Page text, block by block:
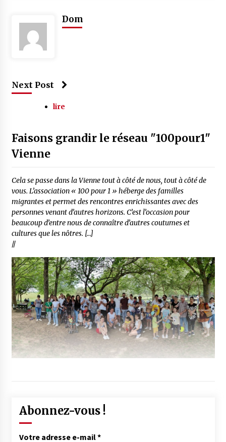
Dom
Next Post
lire
Faisons grandir le réseau "100pour1"
Vienne
Cela se passe dans la Vienne tout à côté de nous, tout à côté de
vous. L’association « 100 pour 1 » héberge des familles
migrantes et permet des rencontres enrichissantes avec des
personnes venant d’autres horizons. C’est l’occasion pour
beaucoup d’entre nous de connaître d’autres coutumes et
cultures que les nôtres. […]
//
Abonnez-vous !
Votre adresse e-mail*